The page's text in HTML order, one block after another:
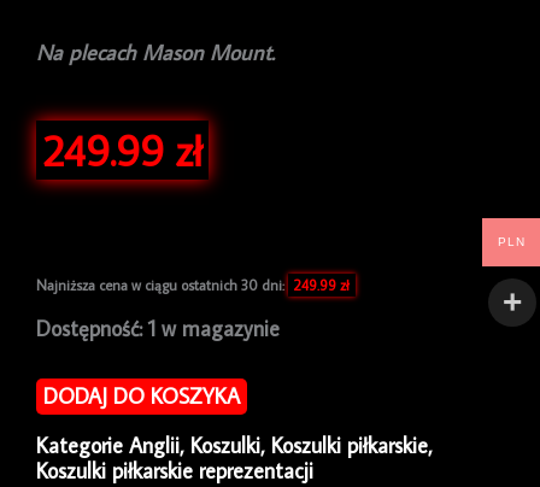
Na plecach Mason Mount.
249.99 zł
Najniższa cena w ciągu ostatnich 30 dni: 249.99 zł
Dostępność: 1 w magazynie
ilość
piłkarska
reprezentacji
2020/22
Home
DODAJ DO KOSZYKA
Kategorie Anglii, Koszulki, Koszulki piłkarskie,
Koszulki piłkarskie reprezentacji
PLN